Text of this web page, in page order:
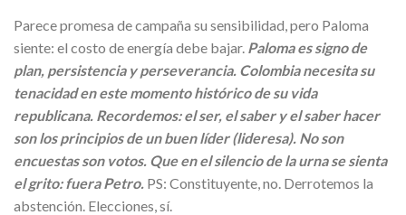
Parece promesa de campaña su sensibilidad, pero Paloma
siente: el costo de energía debe bajar. Paloma es signo de
plan, persistencia y perseverancia. Colombia necesita su
tenacidad en este momento histórico de su vida
republicana. Recordemos: el ser, el saber y el saber hacer
son los principios de un buen líder (lideresa). No son
encuestas son votos. Que en el silencio de la urna se sienta
el grito: fuera Petro. PS: Constituyente, no. Derrotemos la
abstención. Elecciones, sí.